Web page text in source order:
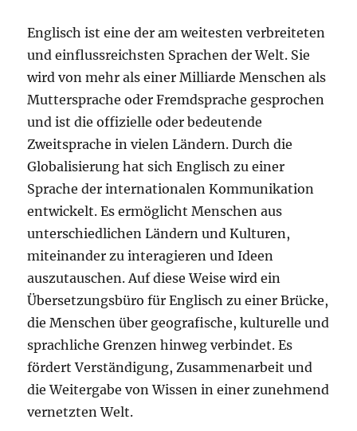
Englisch ist eine der am weitesten verbreiteten
und einflussreichsten Sprachen der Welt. Sie
wird von mehr als einer Milliarde Menschen als
Muttersprache oder Fremdsprache gesprochen
und ist die offizielle oder bedeutende
Zweitsprache in vielen Ländern. Durch die
Globalisierung hat sich Englisch zu einer
Sprache der internationalen Kommunikation
entwickelt. Es ermöglicht Menschen aus
unterschiedlichen Ländern und Kulturen,
miteinander zu interagieren und Ideen
auszutauschen. Auf diese Weise wird ein
Übersetzungsbüro für Englisch zu einer Brücke,
die Menschen über geografische, kulturelle und
sprachliche Grenzen hinweg verbindet. Es
fördert Verständigung, Zusammenarbeit und
die Weitergabe von Wissen in einer zunehmend
vernetzten Welt.